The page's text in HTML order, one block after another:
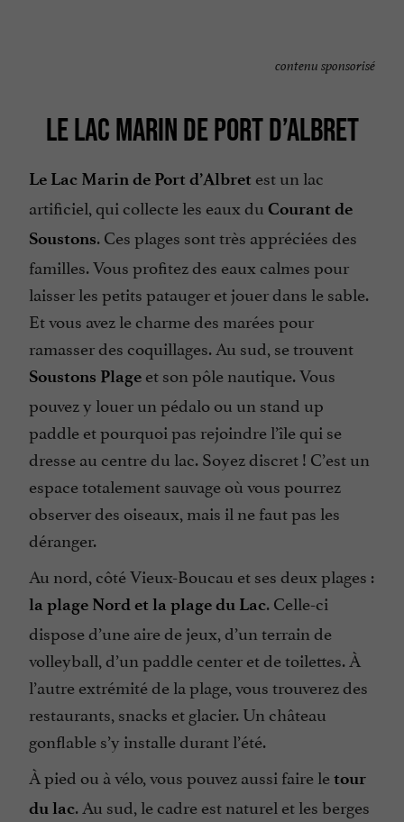
contenu sponsorisé
LE LAC MARIN DE PORT D’ALBRET
Le Lac Marin de Port d’Albret est un lac
artificiel, qui collecte les eaux du Courant de
Soustons. Ces plages sont très appréciées des
familles. Vous profitez des eaux calmes pour
laisser les petits patauger et jouer dans le sable.
Et vous avez le charme des marées pour
ramasser des coquillages. Au sud, se trouvent
Soustons Plage et son pôle nautique. Vous
pouvez y louer un pédalo ou un stand up
paddle et pourquoi pas rejoindre l’île qui se
dresse au centre du lac. Soyez discret ! C’est un
espace totalement sauvage où vous pourrez
observer des oiseaux, mais il ne faut pas les
déranger.
Au nord, côté Vieux-Boucau et ses deux plages :
la plage Nord et la plage du Lac. Celle-ci
dispose d’une aire de jeux, d’un terrain de
volleyball, d’un paddle center et de toilettes. À
l’autre extrémité de la plage, vous trouverez des
restaurants, snacks et glacier. Un château
gonflable s’y installe durant l’été.
À pied ou à vélo, vous pouvez aussi faire letour
du lac. Au sud, le cadre est naturel et les berges